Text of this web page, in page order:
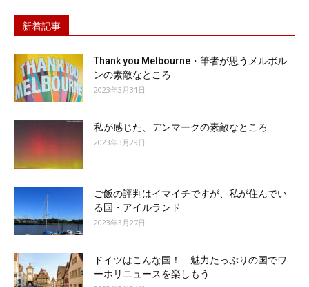
新着記事
Thank you Melbourne・筆者が思うメルボル
ンの素敵なところ
2023年3月31日
私が感じた、デンマークの素敵なところ
2023年3月29日
ご飯の評判はイマイチですが、私が住んでい
る国・アイルランド
2023年3月27日
ドイツはこんな国！ 魅力たっぷりの国でワ
ーホリニュースを楽しもう